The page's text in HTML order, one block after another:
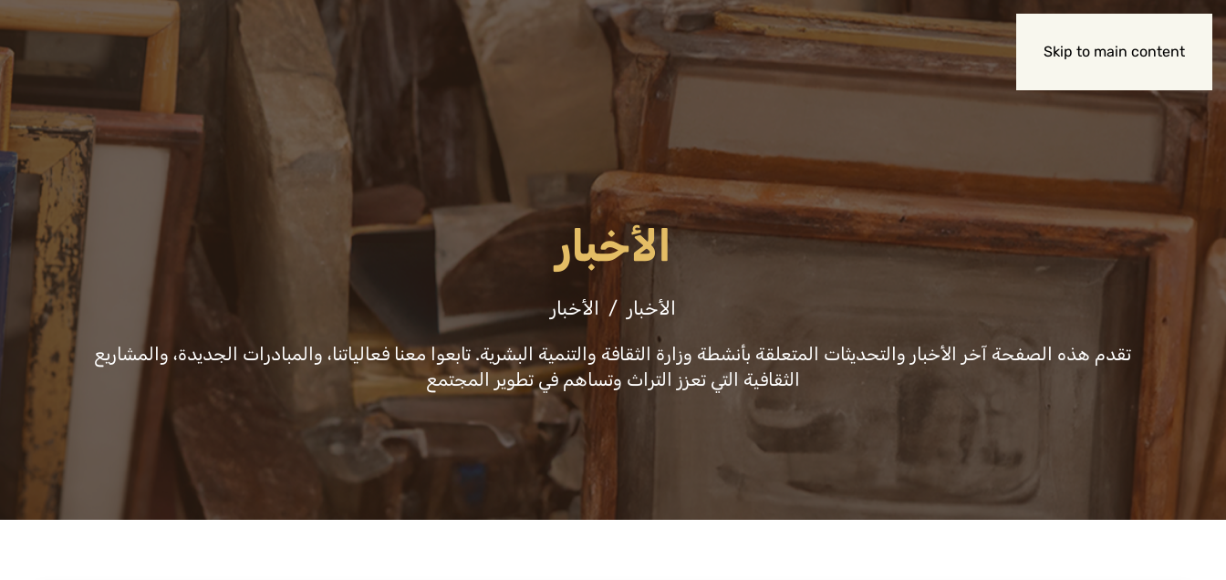
Skip to main content عن الوزارة فعاليات ثقافة وفنون التشريعات والقرارات
الأخبار
الأخبار الأخبار
تقدم هذه الصفحة آخر الأخبار والتحديثات المتعلقة بأنشطة وزارة الثقافة والتنمية البشرية. تابعوا معنا فعالياتنا، والمبادرات الجديدة، والمشاريع
الثقافية التي تعزز التراث وتساهم في تطوير المجتمع